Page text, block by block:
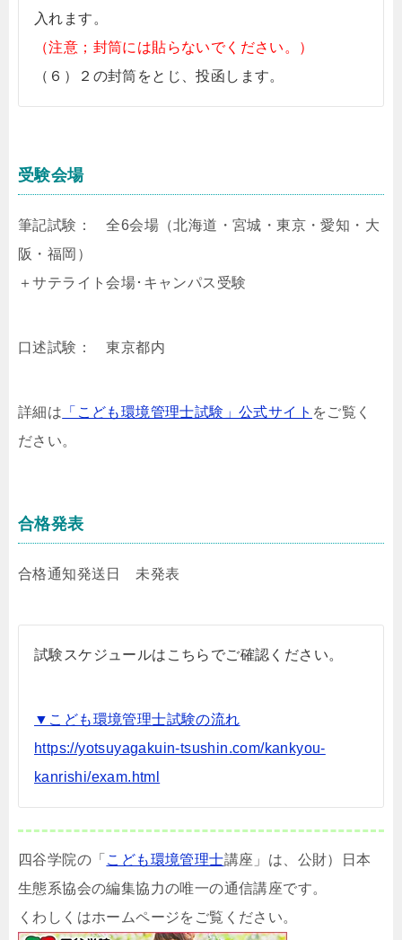
入れます。
（注意；封筒には貼らないでください。）
（６）２の封筒をとじ、投函します。
受験会場
筆記試験： 全6会場（北海道・宮城・東京・愛知・大
阪・福岡）
＋サテライト会場･キャンパス受験
口述試験： 東京都内
詳細は 「こども環境管理士試験」公式サイト をご覧く
ださい。
合格発表
合格通知発送日 未発表
試験スケジュールはこちらでご確認ください。
▼こども環境管理士試験の流れ
https://yotsuyagakuin-tsushin.com/kankyou-
kanrishi/exam.html
四谷学院の「 こども環境管理士講座」は、公財）日本
生態系協会の編集協力の唯一の通信講座です。
くわしくはホームページをご覧ください。